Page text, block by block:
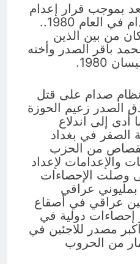
بموجب قرار إعدام
الدعاة الذي أصدره صدام في العام 1980..
461.. وكان من بين الذين
باقر الصدر وأخته
1999 أقدم نظام صدام على قتل
الصدر زعيم الحوزة
أدى إلى اندلاع
الصفر في بغداد
من الحزب
والإعدامات لإعداد
وصلت الإحصاءات
عراقي
أكثر من 4 ملايين عراقي في أصقاع
إحصاءات دولية في
اكبر مصدر للاجئين في
من الحروب